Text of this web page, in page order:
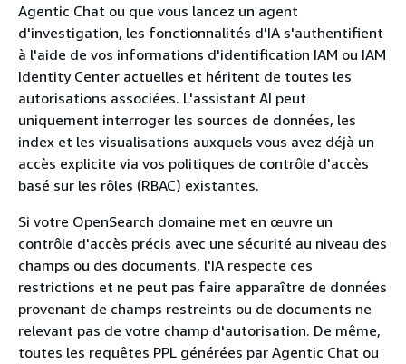
Agentic Chat ou que vous lancez un agent
d'investigation, les fonctionnalités d'IA s'authentifient
à l'aide de vos informations d'identification IAM ou IAM
Identity Center actuelles et héritent de toutes les
autorisations associées. L'assistant AI peut
uniquement interroger les sources de données, les
index et les visualisations auxquels vous avez déjà un
accès explicite via vos politiques de contrôle d'accès
basé sur les rôles (RBAC) existantes.
Si votre OpenSearch domaine met en œuvre un
contrôle d'accès précis avec une sécurité au niveau des
champs ou des documents, l'IA respecte ces
restrictions et ne peut pas faire apparaître de données
provenant de champs restreints ou de documents ne
relevant pas de votre champ d'autorisation. De même,
toutes les requêtes PPL générées par Agentic Chat ou